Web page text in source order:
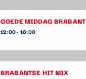
GOEDE MIDDAG BRABANT
12:00 - 18:00
BRABANTSE HIT MIX